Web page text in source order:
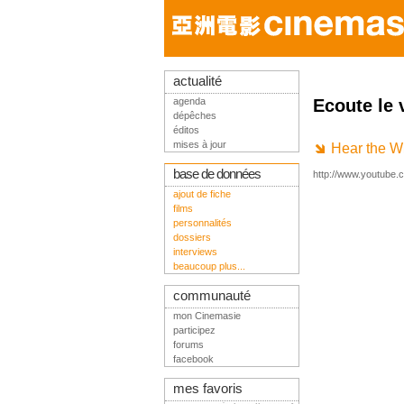
Ecoute le
Hear the
http://
actualité
agenda
dépêches
éditos
mises à jour
base de données
ajout de fiche
films
personnalités
dossiers
interviews
beaucoup plus...
communauté
mon Cinemasie
participez
forums
facebook
mes favoris